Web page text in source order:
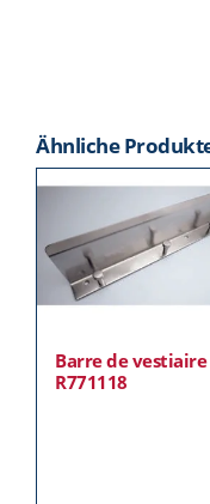
Ähnliche
Barre de vestiaire
R771118